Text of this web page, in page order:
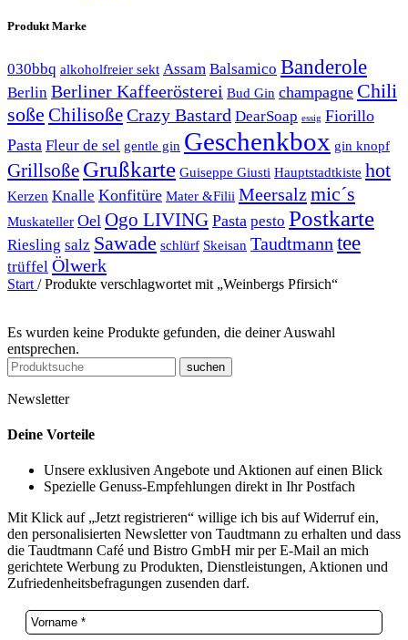
Produkt Marke
030bbq alkoholfreier sekt Assam Balsamico Banderole
Berlin Berliner Kaffeerösterei Bud Gin champagne Chili
soße ChilisoßeCrazy Bastard DearSoap essig Fiorillo
Pasta Fleur de sel gentle gin Geschenkbox gin knopf
Grillsoße Grußkarte Guiseppe Giusti Hauptstadtkiste hot
Kerzen Knalle Konfitüre Mater &Filii Meersalzmic´s
Muskateller Oel Ogo LIVING Pasta pesto Postkarte
Riesling salz Sawade schlürf Skeisan Taudtmann tee
trüffel Ölwerk
Start / Produkte verschlagwortet mit „Weinbergs Pfirsich“
Es wurden keine Produkte gefunden, die deiner Auswahl
entsprechen.
suchen
Newsletter
Deine Vorteile
Unsere exklusiven Angebote und Aktionen auf einen Blick
Spezielle Genuss-Empfehlungen direkt in Ihr Postfach
Mit Klick auf „Jetzt registrieren“ willige ich bis auf Widerruf ein,
den personalisierten Newsletter von Taudtmann zu erhalten und dass
die Taudtmann Café und Bistro GmbH mir per E-Mail an mich
gerichtete Werbung zu Produkten, Dienstleistungen, Aktionen und
Zufriedenheitsbefragungen zusenden darf.